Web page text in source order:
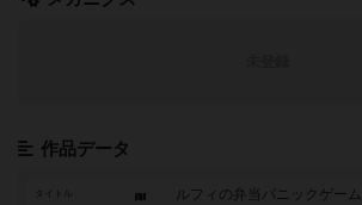
作品データ
タイトル ルフィの弁当パニックゲーム